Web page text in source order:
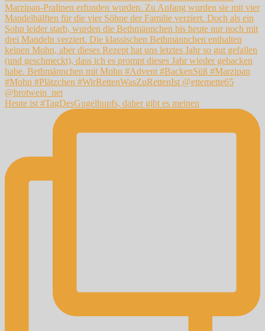
Heute ist #TagDesGugelhupfs, daher gibt es meinen